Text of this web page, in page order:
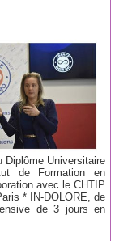
Diplôme Universitaire
de Formation en
avec le CHTIP
* IN-DOLORE, de
de 3 jours en